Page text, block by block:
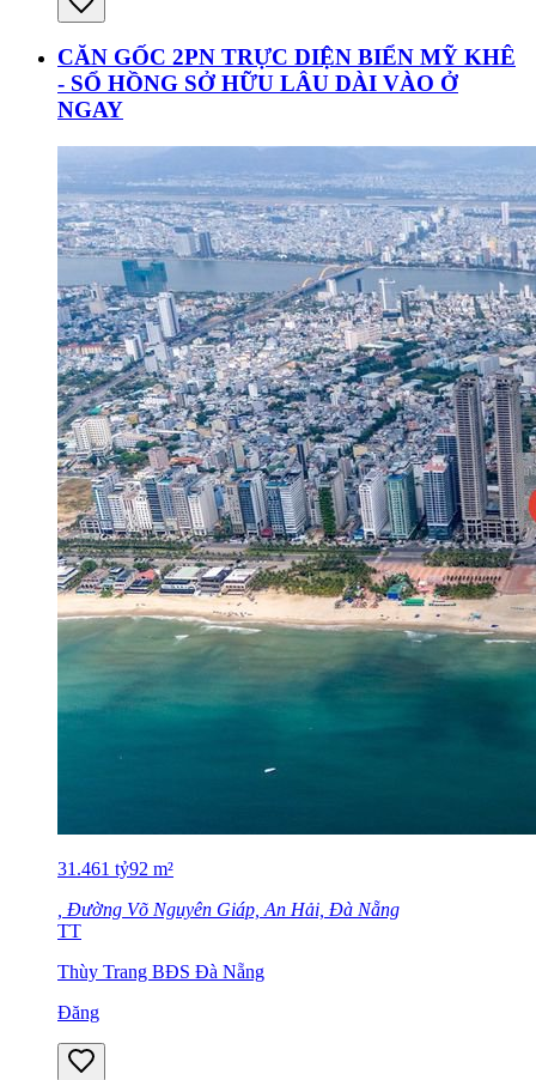
CĂN GỐC 2PN TRỰC DIỆN BIỂN MỸ KHÊ
- SỔ HỒNG SỞ HỮU LÂU DÀI VÀO Ở
NGAY
31.461 tỷ92 m²
, Đường Võ Nguyên Giáp, An Hải, Đà Nẵng
TT
Thùy Trang BĐS Đà Nẵng
Đăng